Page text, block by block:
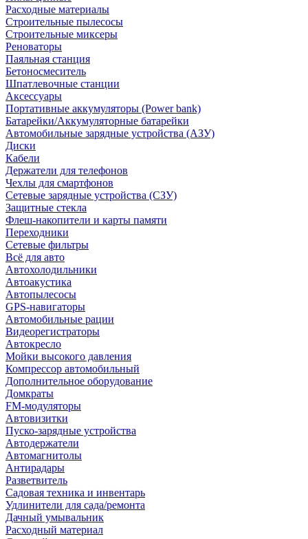
Расходные материалы
Строительные пылесосы
Строительные миксеры
Реноваторы
Паяльная станция
Бетоносмеситель
Шпатлевочные станции
Аксессуары
Портативные аккумуляторы (Power bank)
Батарейки/Аккумуляторные батарейки
Автомобильные зарядные устройства (АЗУ)
Диски
Кабели
Держатели для телефонов
Чехлы для смартфонов
Сетевые зарядные устройства (СЗУ)
Защитные стекла
Флеш-накопители и карты памяти
Переходники
Сетевые фильтры
Всё для авто
Автохолодильники
Автоакустика
Автопылесосы
GPS-навигаторы
Автомобильные рации
Видеорегистраторы
Автокресло
Мойки высокого давления
Компрессор автомобильный
Дополнительное оборудование
Домкраты
FM-модуляторы
Автовизитки
Пуско-зарядные устройства
Автодержатели
Автомагнитолы
Антирадары
Разветвитель
Садовая техника и инвентарь
Удлинители для сада/ремонта
Дачный умывальник
Расходный материал